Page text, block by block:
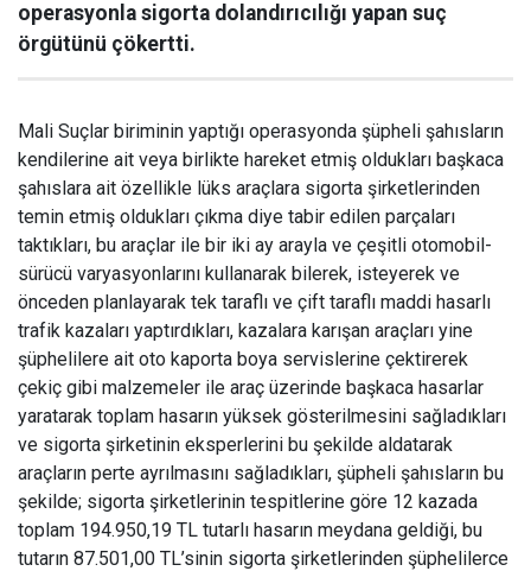
operasyonla sigorta dolandırıcılığı yapan suç
örgütünü çökertti.
Mali Suçlar biriminin yaptığı operasyonda şüpheli şahısların
kendilerine ait veya birlikte hareket etmiş oldukları başkaca
şahıslara ait özellikle lüks araçlara sigorta şirketlerinden
temin etmiş oldukları çıkma diye tabir edilen parçaları
taktıkları, bu araçlar ile bir iki ay arayla ve çeşitli otomobil-
sürücü varyasyonlarını kullanarak bilerek, isteyerek ve
önceden planlayarak tek taraflı ve çift taraflı maddi hasarlı
trafik kazaları yaptırdıkları, kazalara karışan araçları yine
şüphelilere ait oto kaporta boya servislerine çektirerek
çekiç gibi malzemeler ile araç üzerinde başkaca hasarlar
yaratarak toplam hasarın yüksek gösterilmesini sağladıkları
ve sigorta şirketinin eksperlerini bu şekilde aldatarak
araçların perte ayrılmasını sağladıkları, şüpheli şahısların bu
şekilde; sigorta şirketlerinin tespitlerine göre 12 kazada
toplam 194.950,19 TL tutarlı hasarın meydana geldiği, bu
tutarın 87.501,00 TL’sinin sigorta şirketlerinden şüphelilerce